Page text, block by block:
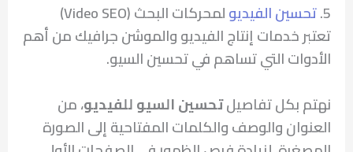
5. تحسين الفيديولمحركات البحث (Video SEO)
تعتبر خدمات إنتاج الفيديو والموشن جرافيك من أهم
الأدوات التي تساهم في تحسين السيو.
نهتم بكل تفاصيلتحسين السيو للفيديو، من
العنوان والوصف والكلمات المفتاحية إلى الصورة